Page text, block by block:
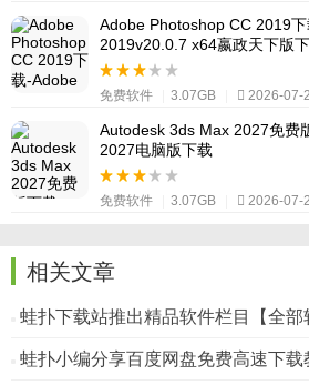
Adobe Photoshop CC 2019
2019v20.0.7 x64嬴政天下版
免费软件 3.07GB 2026-07-
Autodesk 3ds Max 2027免费
2027电脑版下载
免费软件 3.07GB 2026-07-
相关文章
蛙扑下载站推出精品软件栏目【全部
蛙扑小编分享百度网盘免费高速下载